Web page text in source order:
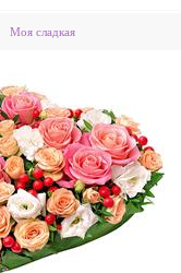
Моя сладкая